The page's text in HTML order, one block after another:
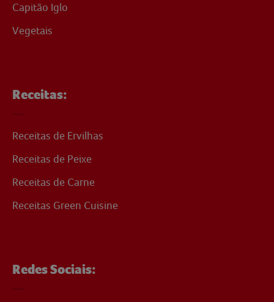
Capitão Iglo
Vegetais
Receitas:
Receitas de Ervilhas
Receitas de Peixe
Receitas de Carne
Receitas Green Cuisine
Redes Sociais: